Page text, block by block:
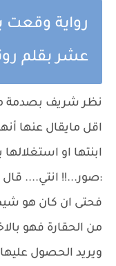
رواية وقعت
عشر بقلم
نظر شريف بصدمة
اقل مايقال عنها
ابنتها او
:صور...!! انتي....
فحتى ان كان هو
من الحقارة فهو
ويريد الحصول